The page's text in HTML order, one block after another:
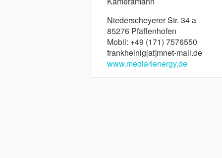
Niederscheyerer Str. 34 a
85276 Pfaffenhofen
Mobil: +49 (171) 7576550
frankheinig[at]mnet-mail.de
www.media4energy.de